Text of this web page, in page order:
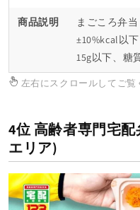
商品説明
まごころ弁
±10%kcal以
15g以下、糖
左右にスクロールしてご覧
4位 高齢者専門宅配
エリア)